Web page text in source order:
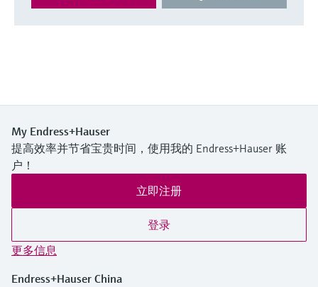
My Endress+Hauser
提高效率并节省宝贵时间，使用我的 Endress+Hauser 账
户！
立即注册
登录
更多信息
Endress+Hauser China